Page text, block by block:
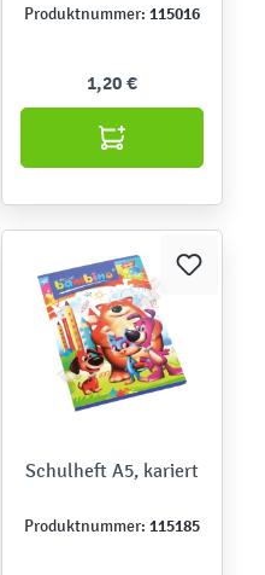
Produktnummer: 115016
1,20 €
Schulheft A5, kariert
Produktnummer: 115185